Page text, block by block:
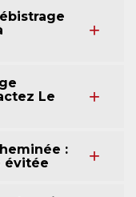
Le
:
évitée